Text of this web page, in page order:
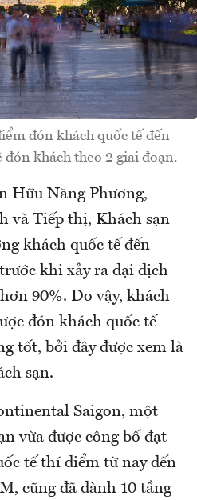
đón khách quốc tế đến
khách theo 2 giai đoạn.
Hữu Năng Phương,
và Tiếp thị, Khách sạn
khách quốc tế đến
khi xảy ra đại dịch
90%. Do vậy, khách
đón khách quốc tế
tốt, bởi đây được xem là
sạn.
Saigon, một
vừa được công bố đạt
tế thí điểm từ nay đến
cũng đã dành 10 tầng